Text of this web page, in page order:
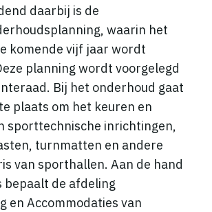
daarbij is de
waarin het
komende vijf jaar wordt
planning wordt voorgelegd
Bij het onderhoud gaat
plaats om het keuren en
sporttechnische inrichtingen,
turnmatten en andere
van sporthallen. Aan de hand
bepaalt de afdeling
en Accommodaties van